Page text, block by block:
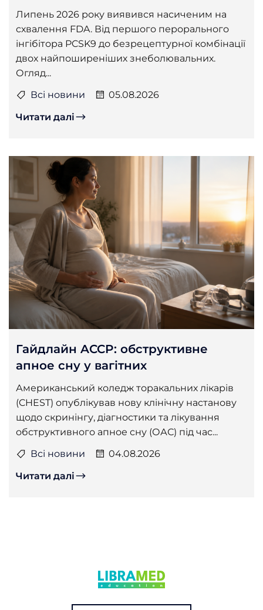
Липень 2026 року виявився насиченим на
схвалення FDA. Від першого перорального
інгібітора PCSK9 до безрецептурної комбінації
двох найпоширеніших знеболювальних.
Огляд...
Всі новини
05.08.2026
Читати далі
Гайдлайн ACCP: обструктивне
апное сну у вагітних
Американський коледж торакальних лікарів
(CHEST) опублікував нову клінічну настанову
щодо скринінгу, діагностики та лікування
обструктивного апное сну (ОАС) під час...
Всі новини
04.08.2026
Читати далі